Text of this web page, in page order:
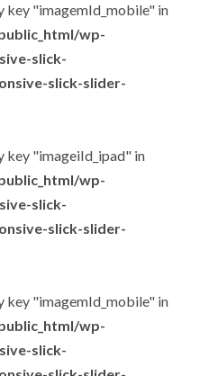
key "imagemId_mobile" in
wp-
slick-
slick-slider-
key "imageiId_ipad" in
wp-
slick-
slick-slider-
key "imagemId_mobile" in
wp-
slick-